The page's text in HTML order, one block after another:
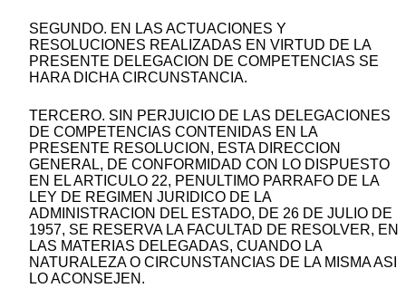
SEGUNDO. EN LAS ACTUACIONES Y
RESOLUCIONES REALIZADAS EN VIRTUD DE LA
PRESENTE DELEGACION DE COMPETENCIAS SE
HARA DICHA CIRCUNSTANCIA.
TERCERO. SIN PERJUICIO DE LAS DELEGACIONES
DE COMPETENCIAS CONTENIDAS EN LA
PRESENTE RESOLUCION, ESTA DIRECCION
GENERAL, DE CONFORMIDAD CON LO DISPUESTO
EN EL ARTICULO 22, PENULTIMO PARRAFO DE LA
LEY DE REGIMEN JURIDICO DE LA
ADMINISTRACION DEL ESTADO, DE 26 DE JULIO DE
1957, SE RESERVA LA FACULTAD DE RESOLVER, EN
LAS MATERIAS DELEGADAS, CUANDO LA
NATURALEZA O CIRCUNSTANCIAS DE LA MISMA ASI
LO ACONSEJEN.